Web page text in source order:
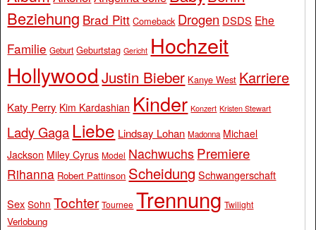
Beziehung Brad Pitt Comeback Drogen DSDS Ehe
Familie Geburt Geburtstag Gericht Hochzeit
Hollywood Justin Bieber Kanye West Karriere
Katy Perry Kim Kardashian Kinder Konzert Kristen Stewart
Lady Gaga Liebe Lindsay Lohan Madonna Michael
Jackson Miley Cyrus Model Nachwuchs Premiere
Rihanna Robert Pattinson Scheidung Schwangerschaft
Sex Sohn Tochter Tournee Trennung Twilight
Verlobung